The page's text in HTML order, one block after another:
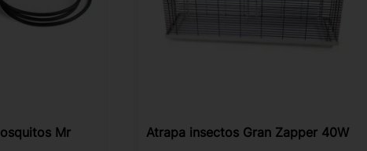
Mr
Atrapa insectos Gran Zapper 40W